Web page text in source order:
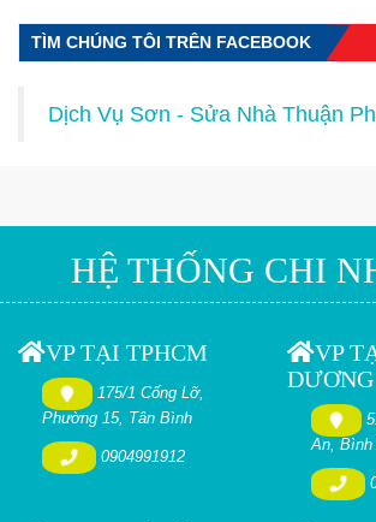
TÌM CHÚNG TÔI TRÊN FACEBOOK
Dịch Vụ Sơn - Sửa Nhà Thuận
HỆ THỐNG CHI
VP TẠI TPHCM
175/1 Cống Lỡ,
Phường 15, Tân Bình
0904991912
VP
DƯƠNG
An, Bình